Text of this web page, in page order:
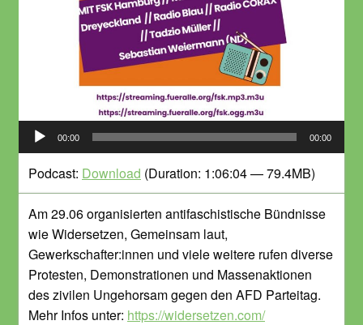
Audio-
Player
00:00 00:00
Podcast: Download (Duration: 1:06:04 — 79.4MB)
Am 29.06 organisierten antifaschistische Bündnisse
wie Widersetzen, Gemeinsam laut,
Gewerkschafter:innen und viele weitere rufen diverse
Protesten, Demonstrationen und Massenaktionen
des zivilen Ungehorsam gegen den AFD Parteitag.
Mehr Infos unter: https://widersetzen.com/